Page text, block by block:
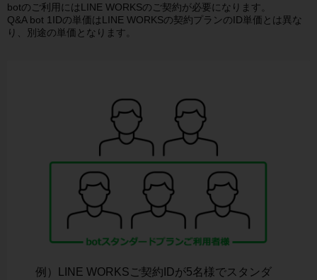
botのご利用にはLINE WORKSのご契約が必要になります。
Q&A bot 1IDの単価はLINE WORKSの契約プランのID単価とは異な
り、別途の単価となります。
例）LINE WORKSご契約IDが5名様でスタンダ